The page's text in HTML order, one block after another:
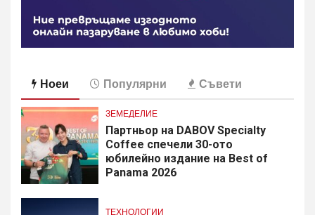
Ноеи Популярни Съвети
ЗЕМЕДЕЛИЕ
Партньор на DABOV Specialty
Coffee спечели 30-ото
юбилейно издание на Best of
Panama 2026
ТЕХНОЛОГИИ